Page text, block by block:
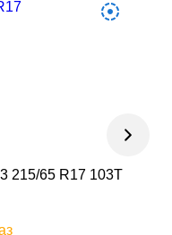
215/65 R17 103T